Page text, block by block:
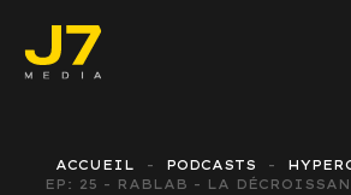
ACCUEIL PODCASTS
EP: 25 - RABLAB - LA